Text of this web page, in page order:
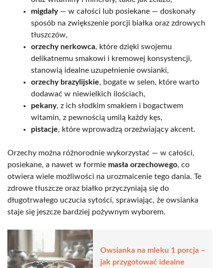
migdały— w całości lub posiekane — doskonały
sposób na zwiększenie porcji białka oraz zdrowych
tłuszczów,
orzechy nerkowca, które dzięki swojemu
delikatnemu smakowi i kremowej konsystencji,
stanowią idealne uzupełnienie owsianki,
orzechy brazylijskie, bogate w selen, które warto
dodawać w niewielkich ilościach,
pekany, z ich słodkim smakiem i bogactwem
witamin, z pewnością umilą każdy kęs,
pistacje, które wprowadzą orzeźwiający akcent.
Orzechy można różnorodnie wykorzystać — w całości,
posiekane, a nawet w formie masła orzechowego, co
otwiera wiele możliwości na urozmaicenie tego dania. Te
zdrowe tłuszcze oraz białko przyczyniają się do
długotrwałego uczucia sytości, sprawiając, że owsianka
staje się jeszcze bardziej pożywnym wyborem.
Owsianka na mleku 1 porcja –
jak przygotować idealne